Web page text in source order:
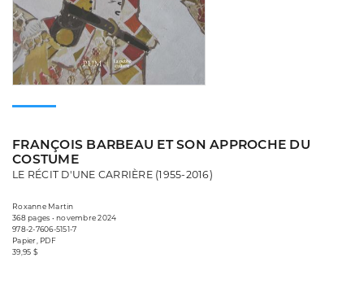
FRANÇOIS BARBEAU ET SON APPROCHE DU
COSTUME
LE RÉCIT D'UNE CARRIÈRE (1955-2016)
Roxanne Martin
368 pages • novembre 2024
978-2-7606-5151-7
Papier, PDF
39,95 $